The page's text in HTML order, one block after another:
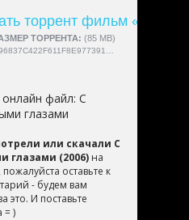
торрент фильм «С
ТОРРЕНТА: (85 MB)
4189
файл: С
глазами
или скачали С
глазами (2006) на
оставьте к
- будем вам
это. И поставьте
= )